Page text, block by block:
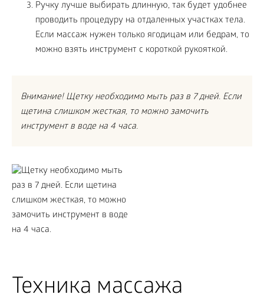
Ручку лучше выбирать длинную, так будет удобнее
проводить процедуру на отдаленных участках тела.
Если массаж нужен только ягодицам или бедрам, то
можно взять инструмент с короткой рукояткой.
Внимание! Щетку необходимо мыть раз в 7 дней. Если
щетина слишком жесткая, то можно замочить
инструмент в воде на 4 часа.
Техника массажа